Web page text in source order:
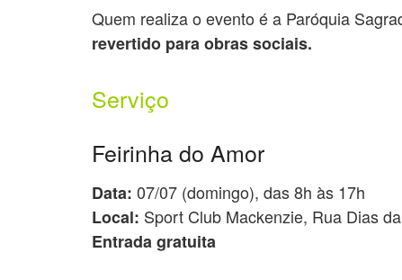
Quem realiza o evento é a Paróquia
revertido para obras sociais.
Serviço
Feirinha do Amor
Data: 07/07 (domingo), das 8h às 17h
Local: Sport Club Mackenzie, Rua Dias
Entrada gratuita